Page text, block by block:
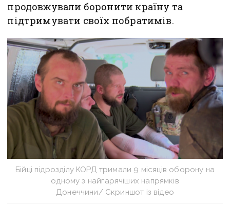
продовжували боронити країну та
підтримувати своїх побратимів.
Бійці підрозділу КОРД тримали 9 місяців оборону на
одному з найгарячіших напрямків
Донеччини/ Скриншот із відео